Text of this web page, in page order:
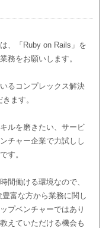
、「Ruby on Rails」を
務をお願いします。
るコンプレックス解決
ます。
ルを磨きたい、サービ
チャー企業で力試しし
す。
間働ける環境なので、
富な方から業務に関し
プベンチャーではあり
えていただける機会も